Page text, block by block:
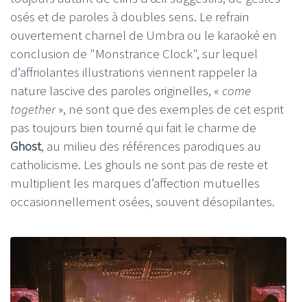
osés et de paroles à doubles sens. Le refrain
ouvertement charnel de Umbra ou le karaoké en
conclusion de "Monstrance Clock", sur lequel
d’affriolantes illustrations viennent rappeler la
nature lascive des paroles originelles, « come
together», ne sont que des exemples de cet esprit
pas toujours bien tourné qui fait le charme de
Ghost, au milieu des références parodiques au
catholicisme. Les ghouls ne sont pas de reste et
multiplient les marques d’affection mutuelles
occasionnellement osées, souvent désopilantes.